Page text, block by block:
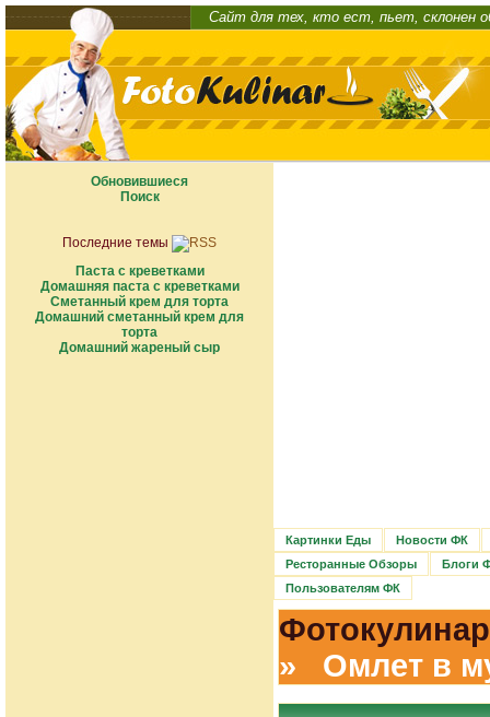
Сайт для тех, кто ест, пьет, склонен
Обновившиеся
Поиск
Последние темы
Паста с креветками
Домашняя паста с креветками
Сметанный крем для торта
Домашний сметанный крем для
торта
Домашний жареный сыр
Картинки Еды
Новости ФК
Ресторанные Обзоры
Блоги
Пользователям ФК
Фотокулинар
» Омлет в